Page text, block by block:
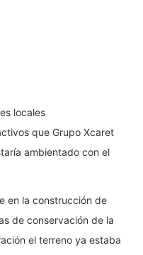
locales
que Grupo Xcaret
ambientado con el
en la construcción de
de conservación de la
el terreno ya estaba